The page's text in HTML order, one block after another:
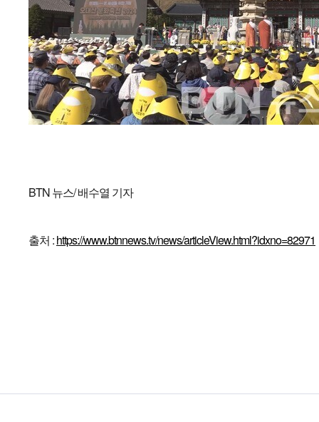
BTN 뉴스/ 배수열 기자
출처 :https://www.btnnews.tv/news/articleView.html?idxno=82971